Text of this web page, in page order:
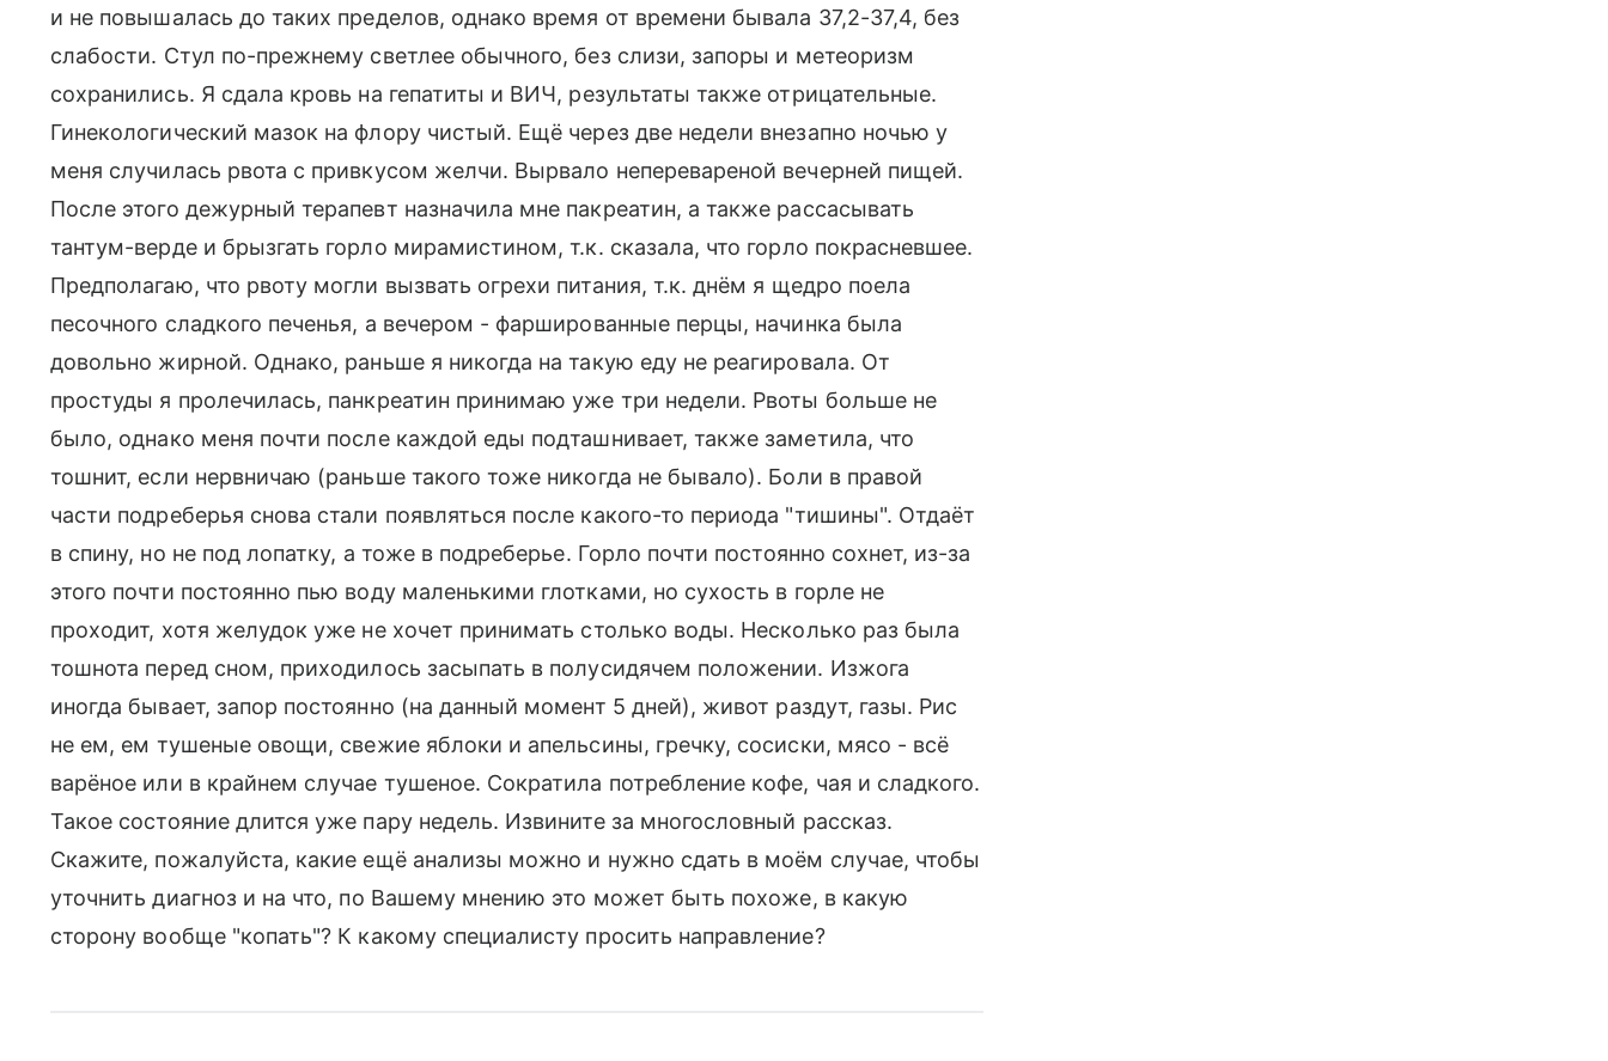
и не повышалась до таких пределов, однако время от времени бывала 37,2-37,4, без
слабости. Стул по-прежнему светлее обычного, без слизи, запоры и метеоризм
сохранились. Я сдала кровь на гепатиты и ВИЧ, результаты также отрицательные.
Гинекологический мазок на флору чистый. Ещё через две недели внезапно ночью у
меня случилась рвота с привкусом желчи. Вырвало неперевареной вечерней пищей.
После этого дежурный терапевт назначила мне пакреатин, а также рассасывать
тантум-верде и брызгать горло мирамистином, т.к. сказала, что горло покрасневшее.
Предполагаю, что рвоту могли вызвать огрехи питания, т.к. днём я щедро поела
песочного сладкого печенья, а вечером - фаршированные перцы, начинка была
довольно жирной. Однако, раньше я никогда на такую еду не реагировала. От
простуды я пролечилась, панкреатин принимаю уже три недели. Рвоты больше не
было, однако меня почти после каждой еды подташнивает, также заметила, что
тошнит, если нервничаю (раньше такого тоже никогда не бывало). Боли в правой
части подреберья снова стали появляться после какого-то периода "тишины". Отдаёт
в спину, но не под лопатку, а тоже в подреберье. Горло почти постоянно сохнет, из-за
этого почти постоянно пью воду маленькими глотками, но сухость в горле не
проходит, хотя желудок уже не хочет принимать столько воды. Несколько раз была
тошнота перед сном, приходилось засыпать в полусидячем положении. Изжога
иногда бывает, запор постоянно (на данный момент 5 дней), живот раздут, газы. Рис
не ем, ем тушеные овощи, свежие яблоки и апельсины, гречку, сосиски, мясо - всё
варёное или в крайнем случае тушеное. Сократила потребление кофе, чая и сладкого.
Такое состояние длится уже пару недель. Извините за многословный рассказ.
Скажите, пожалуйста, какие ещё анализы можно и нужно сдать в моём случае, чтобы
уточнить диагноз и на что, по Вашему мнению это может быть похоже, в какую
сторону вообще "копать"? К какому специалисту просить направление?